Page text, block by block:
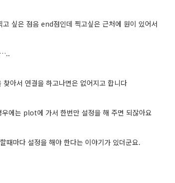
싶은 점음 end점인데 찍고싶은 근처에 원이 있어서
…..
아서 연결을 하고나면은 없어지고 합니다
에는 plot에 가서 한번만 설정을 해 주면 되잖아요
때마다 설정을 해야 한다는 이야기가 있더군요.